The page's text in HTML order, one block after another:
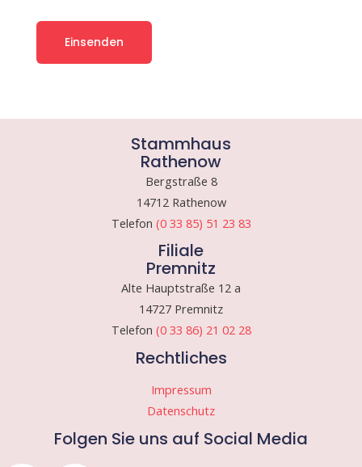
Stammhaus
Rathenow
Bergstraße 8
14712 Rathenow
Telefon (0 33 85) 51 23 83
Filiale
Premnitz
Alte Hauptstraße 12 a
14727 Premnitz
Telefon (0 33 86) 21 02 28
Rechtliches
Impressum
Datenschutz
Folgen Sie uns auf Social Media